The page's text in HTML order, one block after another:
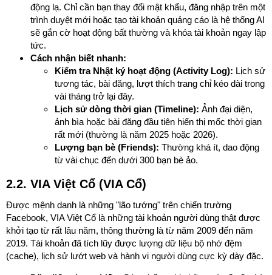
động lạ. Chỉ cần bạn thay đổi mật khẩu, đăng nhập trên một
trình duyệt mới hoặc tạo tài khoản quảng cáo là hệ thống AI
sẽ gắn cờ hoạt động bất thường và khóa tài khoản ngay lập
tức.
Cách nhận biết nhanh:
Kiểm tra Nhật ký hoạt động (Activity Log): Lịch sử
tương tác, bài đăng, lượt thích trang chỉ kéo dài trong
vài tháng trở lại đây.
Lịch sử dòng thời gian (Timeline): Ảnh đại diện,
ảnh bìa hoặc bài đăng đầu tiên hiển thị mốc thời gian
rất mới (thường là năm 2025 hoặc 2026).
Lượng bạn bè (Friends): Thường khá ít, dao động
từ vài chục đến dưới 300 bạn bè ảo.
2.2. VIA Việt Cổ (VIA Cổ)
Được mệnh danh là những "lão tướng" trên chiến trường
Facebook, VIA Việt Cổ là những tài khoản người dùng thật được
khởi tạo từ rất lâu năm, thông thường là từ năm 2009 đến năm
2019. Tài khoản đã tích lũy được lượng dữ liệu bộ nhớ đệm
(cache), lịch sử lướt web và hành vi người dùng cực kỳ dày đặc.